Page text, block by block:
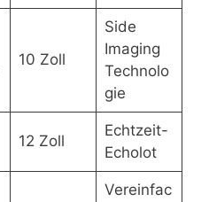
10 Zoll
Side
Imaging
Technolo
gie
12 Zoll
Echtzeit-
Echolot
Vereinfac